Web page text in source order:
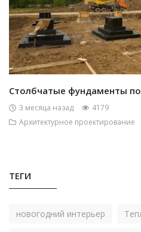
Столбчатые фундаменты
3 месяца назад
4179
Архитектурное проектирование
ТЕГИ
новогодний интерьер